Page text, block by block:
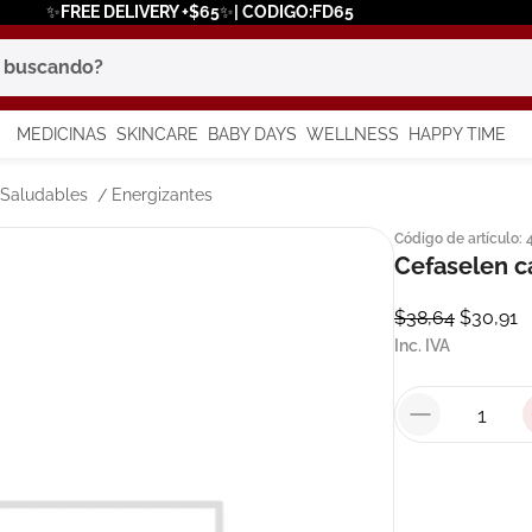
✨FREE DELIVERY +$65✨| CODIGO:FD65
MEDICINAS SKINCARE BABY DAYS WELLNESS HAPPY TIME
Energizantes
Código de artículo:
Cefaselen
$38,64 $30,91
Inc. IVA
más buscados